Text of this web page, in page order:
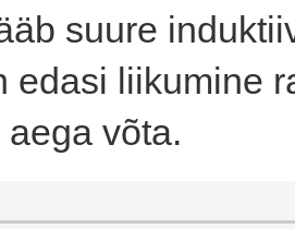
suure
edasi liikumine
võta.